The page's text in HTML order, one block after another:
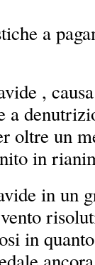
a
,
a
oltre un
in
in un
in